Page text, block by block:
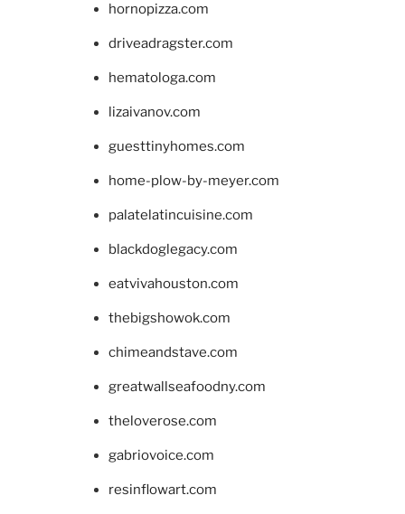
hornopizza.com
driveadragster.com
hematologa.com
lizaivanov.com
guesttinyhomes.com
home-plow-by-meyer.com
palatelatincuisine.com
blackdoglegacy.com
eatvivahouston.com
thebigshowok.com
chimeandstave.com
greatwallseafoodny.com
theloverose.com
gabriovoice.com
resinflowart.com